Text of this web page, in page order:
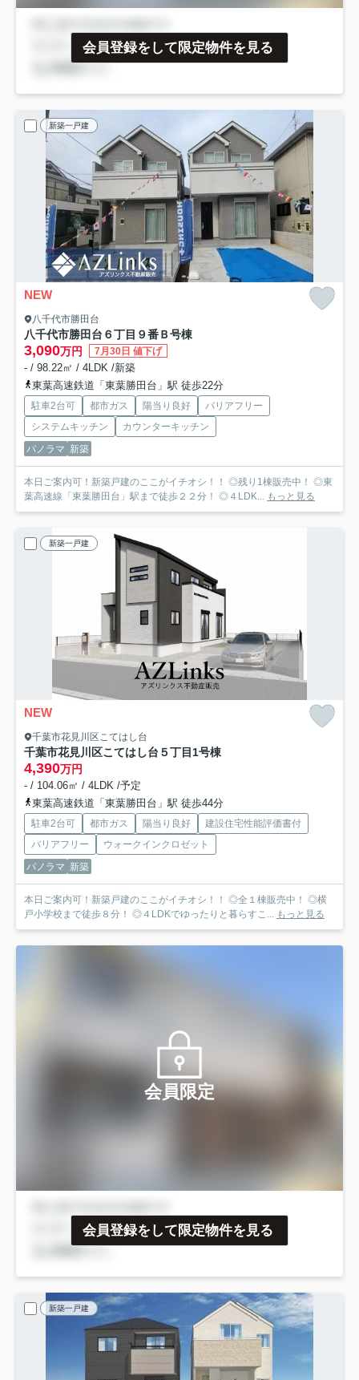
会員登録をして限定物件を見る
新築一戸建
NEW
八千代市勝田台
八千代市勝田台６丁目９番Ｂ号棟
3,090万円 7月30日 値下げ
- / 98.22㎡ / 4LDK /新築
東葉高速鉄道「東葉勝田台」駅 徒歩22分
駐車2台可 都市ガス 陽当り良好
バリアフリー
システムキッチン
カウンターキッチン
パノラマ 新築
本日ご案内可！新築戸建のここがイチオシ！！ ◎残り1棟販売中！ ◎東
葉高速線「東葉勝田台」駅まで徒歩２２分！ ◎４LDK...
もっと見る
新築一戸建
NEW
千葉市花見川区こてはし台
千葉市花見川区こてはし台５丁目1号棟
4,390万円
- / 104.06㎡ / 4LDK /予定
東葉高速鉄道「東葉勝田台」駅 徒歩44分
駐車2台可 都市ガス 陽当り良好
建設住宅性能評価書付
バリアフリー
ウォークインクロゼット
パノラマ 新築
本日ご案内可！新築戸建のここがイチオシ！！ ◎全１棟販売中！ ◎横
戸小学校まで徒歩８分！ ◎４LDKでゆったりと暮らすこ...
もっと見る
会員限定
会員登録をして限定物件を見る
新築一戸建